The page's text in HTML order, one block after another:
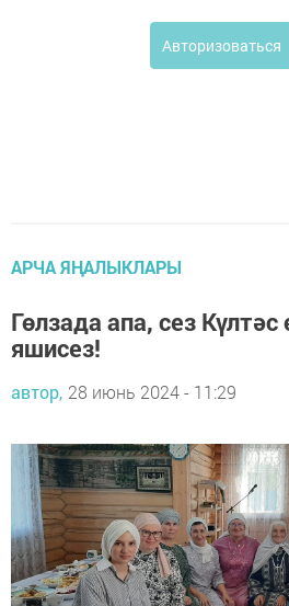
Авторизоваться
АРЧА ЯҢАЛЫКЛАРЫ
Гөлзада апа, сез
яшисез!
автор, 28 июнь 2024 - 11:29